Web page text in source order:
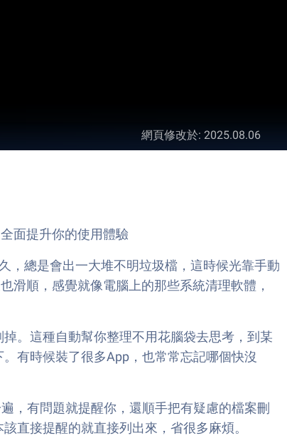
網頁修改於: 2025.08.06
面提升你的使用體驗
，總是會出一大堆不明垃圾檔，這時候光靠手動
滑順，感覺就像電腦上的那些系統清理軟體，
。這種自動幫你整理不用花腦袋去思考，到某
有時候裝了很多App，也常常忘記哪個快沒
，有問題就提醒你，還順手把有疑慮的檔案刪
直接提醒的就直接列出來，省很多麻煩。